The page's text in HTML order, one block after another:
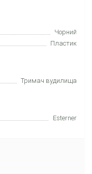
Чорний
Пластик
Тримач вудилища
Esterner